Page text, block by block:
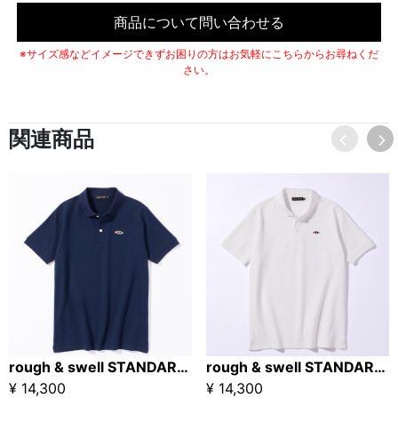
商品について問い合わせる
※サイズ感などイメージできずお困りの方はお気軽にこちらからお尋ねくだ
さい。
関連商品
rough & swell STANDARD POLO ネイビー
¥ 14,300
rough & swell STANDARD POLO ホワイト
¥ 14,300